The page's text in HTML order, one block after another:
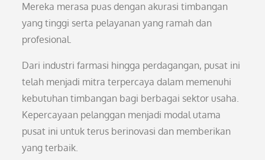
Mereka merasa puas dengan akurasi timbangan
yang tinggi serta pelayanan yang ramah dan
profesional.
Dari industri farmasi hingga perdagangan, pusat ini
telah menjadi mitra terpercaya dalam memenuhi
kebutuhan timbangan bagi berbagai sektor usaha.
Kepercayaan pelanggan menjadi modal utama
pusat ini untuk terus berinovasi dan memberikan
yang terbaik.